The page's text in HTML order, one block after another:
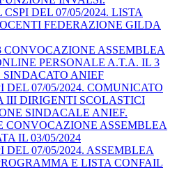
DEL 07/05/2024. LISTA
FEDERAZIONE GILDA
CONVOCAZIONE ASSEMBLEA
PERSONALE A.T.A. IL 3
SINDACATO ANIEF
DEL 07/05/2024. COMUNICATO
III DIRIGENTI SCOLASTICI
SINDACALE ANIEF.
CONVOCAZIONE ASSEMBLEA
IL 03/05/2024
DEL 07/05/2024. ASSEMBLEA
E LISTA CONFAIL